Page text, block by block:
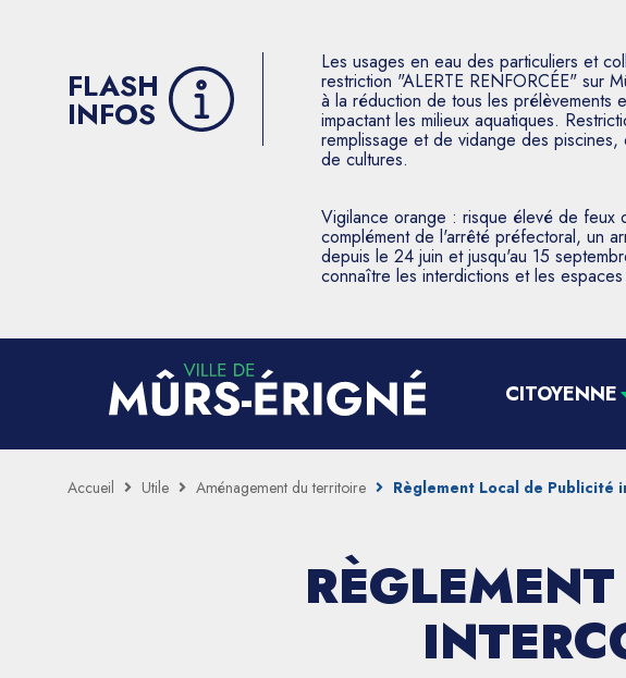
FLASH
INFOS
Les usages en eau des particuliers et
restriction "ALERTE RENFORCÉE" sur
à la réduction de tous les prélèvements
impactant les milieux aquatiques.
remplissage et de vidange des
de cultures.
Vigilance orange : risque élevé de feux
complément de l'arrêté préfectoral, un
depuis le 24 juin et jusqu'au 15
connaître les interdictions et les
CITOYENNE
Accueil Utile Aménagement du territoire Règlement Local de Publicité